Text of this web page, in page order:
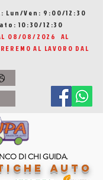
Lun/Ven: 9:00/12:30
10:30/12:30
08/08/2026 AL
AL LAVORO DAL
DI CHI GUIDA.
Auto